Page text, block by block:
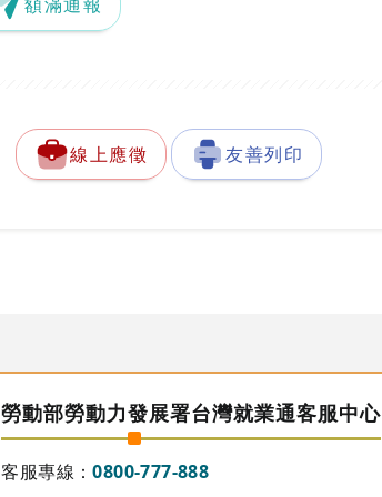
線上應徵 友善列印
勞動部勞動力發展署台灣就業通客服中心
客服專線：0800-777-888